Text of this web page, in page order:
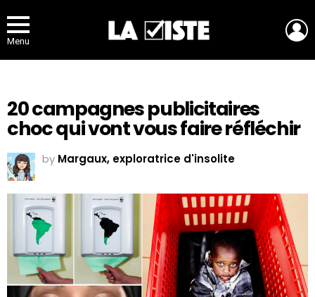
Menu
20 campagnes publicitaires
choc qui vont vous faire réfléchir
by Margaux, exploratrice d'insolite